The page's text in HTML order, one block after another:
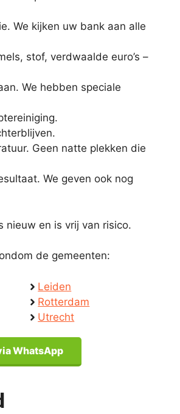
We kijken uw bank aan alle
stof, verdwaalde euro’s –
We hebben speciale
Geen natte plekken die
We geven ook nog
nieuw en is vrij van risico.
de gemeenten:
Leiden
Rotterdam
Utrecht
WhatsApp